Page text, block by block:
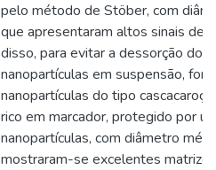
pelo método de Stöber, com
que apresentaram altos sinais de
disso, para evitar a dessorção dos
nanopartículas em suspensão,
nanopartículas do tipo
rico em marcador, protegido por
nanopartículas, com diâmetro
mostraram-se excelentes